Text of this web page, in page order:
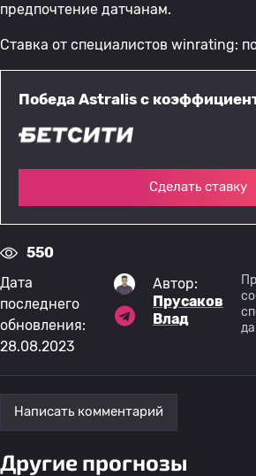
предпочтение датчанам.
Ставка от специалистов winrating:
Победа Astralis с
Сделать ставку
550
Дата
последнего
обновления:
28.08.2023
Автор:
Прусаков
Влад
Написать комментарий
Другие прогнозы